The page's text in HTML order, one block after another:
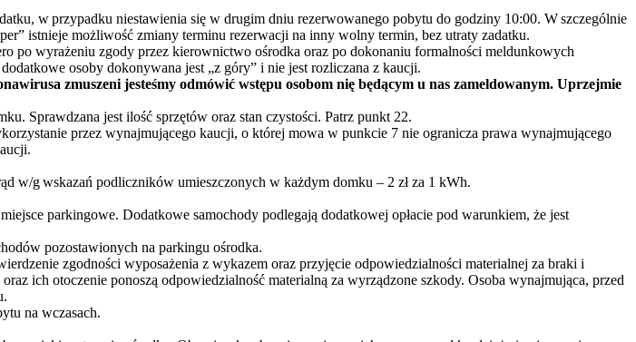
w przypadku niestawienia się w drugim dniu rezerwowanego pobytu do godziny 10:00. W szczególnie
istnieje możliwość zmiany terminu rezerwacji na inny wolny termin, bez utraty zadatku.
po wyrażeniu zgody przez kierownictwo ośrodka oraz po dokonaniu formalności meldunkowych
osoby dokonywana jest „z góry” i nie jest rozliczana z kaucji.
zmuszeni jesteśmy odmówić wstępu osobom nię będącym u nas zameldowanym. Uprzejmie
Sprawdzana jest ilość sprzętów oraz stan czystości. Patrz punkt 22.
przez wynajmującego kaucji, o której mowa w punkcie 7 nie ogranicza prawa wynajmującego
w/g wskazań podliczników umieszczonych w każdym domku – 2 zł za 1 kWh.
parkingowe. Dodatkowe samochody podlegają dodatkowej opłacie pod warunkiem, że jest
pozostawionych na parkingu ośrodka.
zgodności wyposażenia z wykazem oraz przyjęcie odpowiedzialności materialnej za braki i
ich otoczenie ponoszą odpowiedzialność materialną za wyrządzone szkody. Osoba wynajmująca, przed
na wczasach.